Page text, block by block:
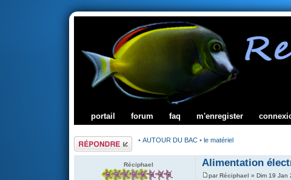
portail forum faq m'enregister
Répondre • AUTOUR DU BAC • le matériel
Alimentation
parRéciphael » Dim 19 Jan
Réciphael